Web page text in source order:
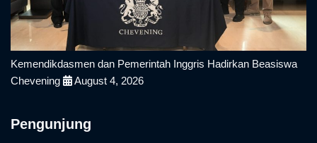
Kemendikdasmen dan Pemerintah Inggris Hadirkan Beasiswa
Chevening
August 4, 2026
Pengunjung